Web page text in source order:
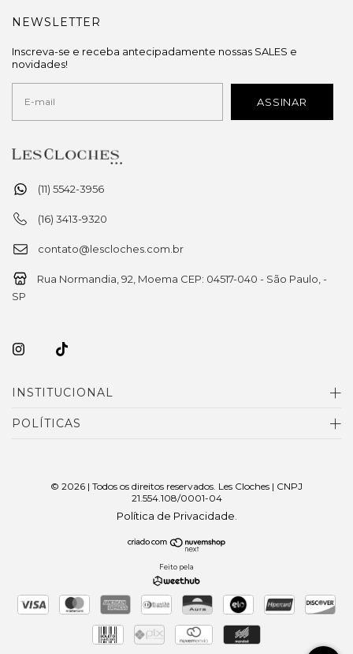
(11) 5542-3956
(16) 3413-9320
contato@lescloches.com.br
Rua Normandia, 92, Moema CEP: 04517-040 - São Paulo, -
SP
INSTITUCIONAL
POLÍTICAS
NEWSLETTER
Inscreva-se e receba antecipadamente nossas SALES e
novidades!
© 2026 | Todos os direitos reservados. Les Cloches | CNPJ
21.554.108/0001-04
Política de Privacidade
Feito pela